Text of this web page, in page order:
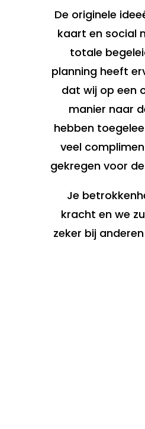
De originele
kaart en social
totale
planning heeft
dat wij op een
manier naar
hebben
veel
gekregen voor
Je
kracht en we
zeker bij